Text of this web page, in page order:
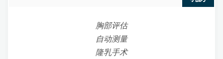
胸部评估
自动测量
隆乳手术